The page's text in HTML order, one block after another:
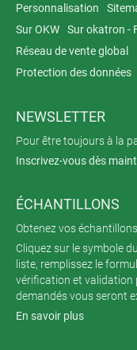
Personnalisation
Sur OKW
Sur okatron -
Réseau de vente global
Protection des données
NEWSLETTER
Pour être toujours à la
Inscrivez-vous dès
ÉCHANTILLONS
Obtenez vos
Cliquez sur le symbole
liste, remplissez le
vérification et validation
demandés vous seront
En savoir plus